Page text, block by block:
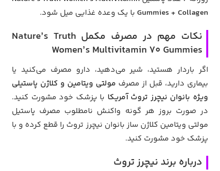
Gummies + Collagen با یک وعده غذایی میل شود.
نکات مهم در مصرف مکمل Nature’s Truth
Women’s Multivitamin 70 Gummies
اگر باردار هستید، شیر می‌دهید، دارو مصرف می‌کنید یا
بیماری دارید، قبل از مصرف مولتی ویتامین و کلاژن پاستیلی
ویژه بانوان نیچرز تروث آمریکا با پزشک خود مشورت کنید.
در صورت بروز هر گونه واکنش نامطلوب مصرف پاستیل
مولتی ویتامین کلاژن ساز بانوان نیچرز تروث را قطع کرده و با
پزشک خود مشورت کنید.
درباره برند نیچرز تروث